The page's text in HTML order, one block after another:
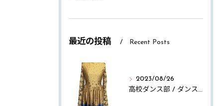
最近の投稿 Recent Posts
2023/08/26
高校ダンス部 / ダンス大会